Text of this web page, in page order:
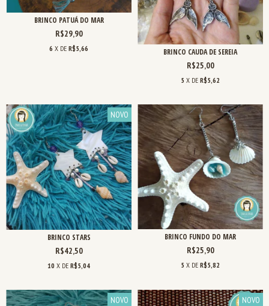
BRINCO PATUÁ DO MAR
R$29,90
6 X DE R$5,66 BRINCO CAUDA DE SEREIA
R$25,00
5 X DE R$5,62
NOVO
BRINCO STARS
R$42,50
10 X DE R$5,04
BRINCO FUNDO DO MAR
R$25,90
5 X DE R$5,82
NOVO NOVO